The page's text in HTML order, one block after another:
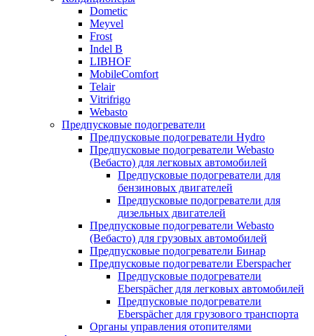
Dometic
Meyvel
Frost
Indel B
LIBHOF
MobileComfort
Telair
Vitrifrigo
Webasto
Предпусковые подогреватели
Предпусковые подогреватели Hydro
Предпусковые подогреватели Webasto
(Вебасто) для легковых автомобилей
Предпусковые подогреватели для
бензиновых двигателей
Предпусковые подогреватели для
дизельных двигателей
Предпусковые подогреватели Webasto
(Вебасто) для грузовых автомобилей
Предпусковые подогреватели Бинар
Предпусковые подогреватели Eberspacher
Предпусковые подогреватели
Eberspächer для легковых автомобилей
Предпусковые подогреватели
Eberspächer для грузового транспорта
Органы управления отопителями